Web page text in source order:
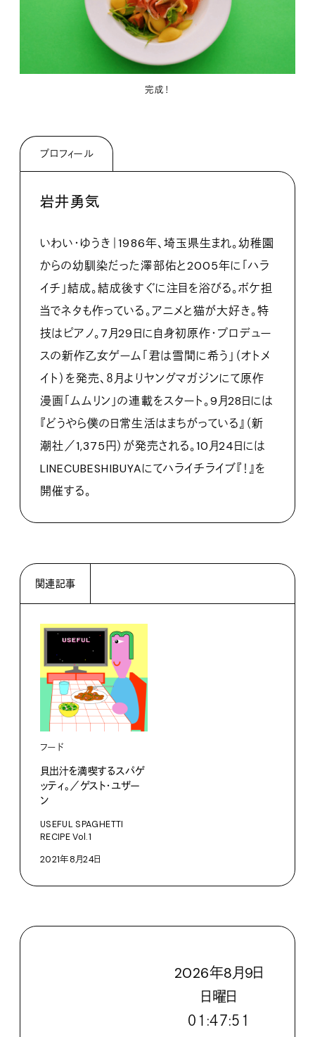
完成！
プロフィール
岩井勇気
いわい・ゆうき｜1986年、埼玉県生まれ。幼稚園
からの幼馴染だった澤部佑と2005年に「ハラ
イチ」結成。結成後すぐに注目を浴びる。ボケ担
当でネタも作っている。アニメと猫が大好き。特
技はピアノ。7月29日に自身初原作・プロデュー
スの新作乙女ゲーム「君は雪間に希う」（オトメ
イト）を発売、８月よりヤングマガジンにて原作
漫画「ムムリン」の連載をスタート。9月28日には
『どうやら僕の日常生活はまちがっている』（新
潮社／1,375円）が発売される。10月24日には
LINECUBESHIBUYAにてハライチライブ『！』を
開催する。
関連記事
フード
貝出汁を満喫するスパゲ
ッティ。／ゲスト・ユザー
ン
USEFUL SPAGHETTI
RECIPE Vol.1
2021年8月24日
2026年8月9日
日曜日
０１:４７:５２